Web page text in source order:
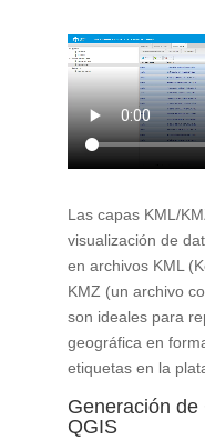
Las capas KML/
visualización de
en archivos KML
KMZ (un archivo
son ideales para
geográfica en
etiquetas en la
Generación
QGIS